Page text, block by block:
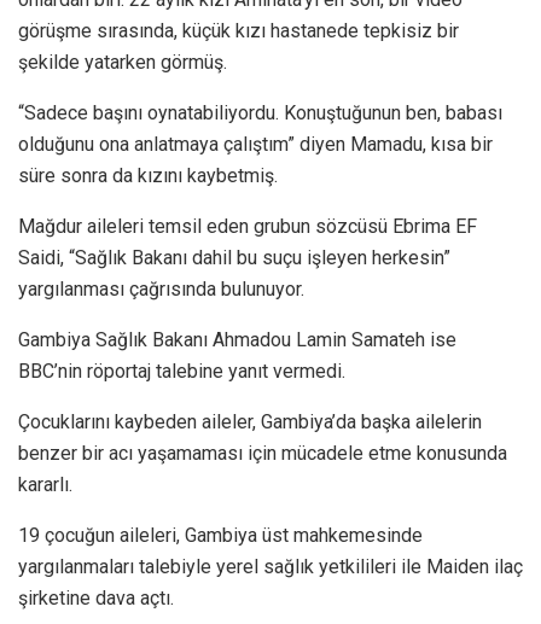
görüşme sırasında, küçük kızı hastanede tepkisiz bir
şekilde yatarken görmüş.
“Sadece başını oynatabiliyordu. Konuştuğunun ben, babası
olduğunu ona anlatmaya çalıştım” diyen Mamadu, kısa bir
süre sonra da kızını kaybetmiş.
Mağdur aileleri temsil eden grubun sözcüsü Ebrima EF
Saidi, “Sağlık Bakanı dahil bu suçu işleyen herkesin”
yargılanması çağrısında bulunuyor.
Gambiya Sağlık Bakanı Ahmadou Lamin Samateh ise
BBC’nin röportaj talebine yanıt vermedi.
Çocuklarını kaybeden aileler, Gambiya’da başka ailelerin
benzer bir acı yaşamaması için mücadele etme konusunda
kararlı.
19 çocuğun aileleri, Gambiya üst mahkemesinde
yargılanmaları talebiyle yerel sağlık yetkilileri ile Maiden ilaç
şirketine dava açtı.